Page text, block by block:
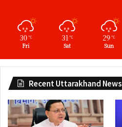
30 ℃
Fri
31 ℃
Sat
29℃
Sun
Recent Uttarakhand News